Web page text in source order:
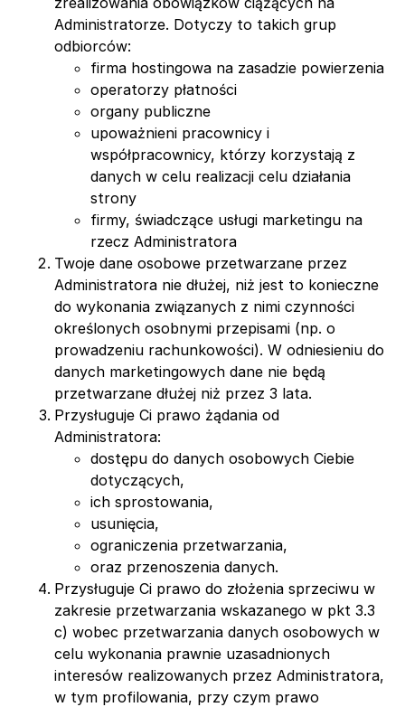
Administratorze. Dotyczy to takich grup
odbiorców:
firma hostingowa na zasadzie powierzenia
operatorzy płatności
organy publiczne
upoważnieni pracownicy i
współpracownicy, którzy korzystają z
danych w celu realizacji celu działania
strony
firmy, świadczące usługi marketingu na
rzecz Administratora
Twoje dane osobowe przetwarzane przez
Administratora nie dłużej, niż jest to konieczne
do wykonania związanych z nimi czynności
określonych osobnymi przepisami (np. o
prowadzeniu rachunkowości). W odniesieniu do
danych marketingowych dane nie będą
przetwarzane dłużej niż przez 3 lata.
Przysługuje Ci prawo żądania od
Administratora:
dostępu do danych osobowych Ciebie
dotyczących,
ich sprostowania,
usunięcia,
ograniczenia przetwarzania,
oraz przenoszenia danych.
Przysługuje Ci prawo do złożenia sprzeciwu w
zakresie przetwarzania wskazanego w pkt 3.3
c) wobec przetwarzania danych osobowych w
celu wykonania prawnie uzasadnionych
interesów realizowanych przez Administratora,
w tym profilowania, przy czym prawo